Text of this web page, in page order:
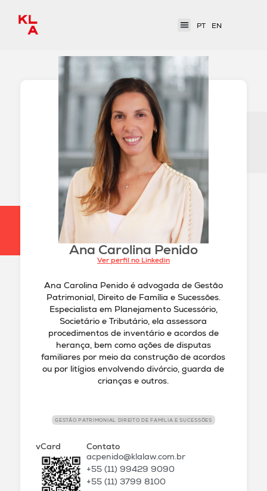
PT EN
Ana Carolina Penido
Ver perfil no Linkedin
Ana Carolina Penido é advogada de Gestão
Patrimonial, Direito de Família e Sucessões.
Especialista em Planejamento Sucessório,
Societário e Tributário, ela assessora
procedimentos de inventário e acordos de
herança, bem como ações de disputas
familiares por meio da construção de acordos
ou por litígios envolvendo divórcio, guarda de
crianças e outros.
GESTÃO PATRIMONIAL DIREITO DE FAMÍLIA E SUCESSÕES
vCard
Contato
acpenido@klalaw.com.br
+55 (11) 99429 9090
+55 (11) 3799 8100